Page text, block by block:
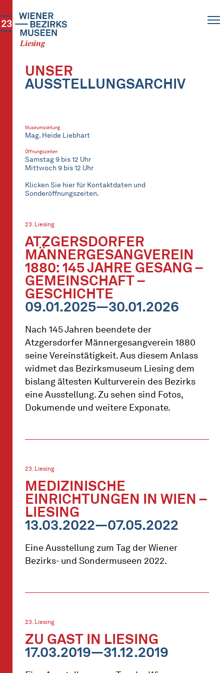
Liesing
23
UNSER
AUSSTELLUNGSARCHIV
Museumsleitung
Mag. Heide Liebhart
Öffnungszeiten
Samstag 9 bis 12 Uhr
Mittwoch 9 bis 12 Uhr
Klicken Sie hier für Kontaktdaten und
Sonderöffnungszeiten.
23. Liesing
ATZGERSDORFER
MÄNNERGESANGVEREIN
1880: 145 JAHRE GESANG –
GEMEINSCHAFT –
GESCHICHTE
09.01.2025—30.01.2026
Nach 145 Jahren beendete der
Atzgersdorfer Männergesangverein 1880
seine Vereinstätigkeit. Aus diesem Anlass
widmet das Bezirksmuseum Liesing dem
bislang ältesten Kulturverein des Bezirks
eine Ausstellung. Zu sehen sind Fotos,
Dokumende und weitere Exponate.
23. Liesing
MEDIZINISCHE
EINRICHTUNGEN IN WIEN –
LIESING
13.03.2022—07.05.2022
Eine Ausstellung zum Tag der Wiener
Bezirks- und Sondermuseen 2022.
23. Liesing
ZU GAST IN LIESING
17.03.2019—31.12.2019